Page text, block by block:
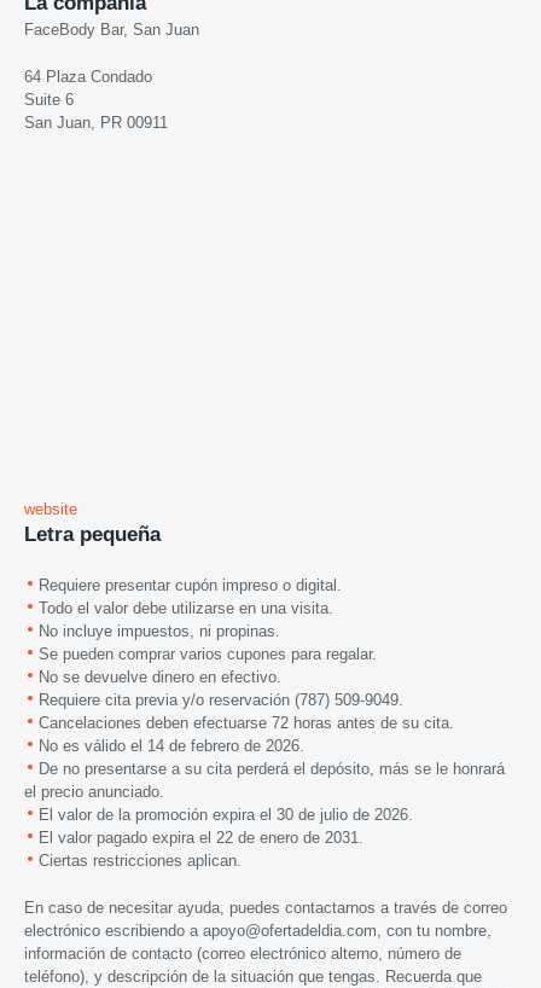
FaceBody Bar, San Juan
64 Plaza Condado
Suite 6
San Juan, PR 00911
website
Letra pequeña
Requiere presentar cupón impreso o digital.
Todo el valor debe utilizarse en una visita.
No incluye impuestos, ni propinas.
Se pueden comprar varios cupones para regalar.
No se devuelve dinero en efectivo.
Requiere cita previa y/o reservación (787) 509-9049.
Cancelaciones deben efectuarse 72 horas antes de su cita.
No es válido el 14 de febrero de 2026.
De no presentarse a su cita perderá el depósito, más se le honrará
el precio anunciado.
El valor de la promoción expira el 30 de julio de 2026.
El valor pagado expira el 22 de enero de 2031.
Ciertas restricciones aplican.
En caso de necesitar ayuda, puedes contactarnos a través de correo
electrónico escribiendo a apoyo@ofertadeldia.com , con tu nombre,
información de contacto (correo electrónico alterno, número de
teléfono), y descripción de la situación que tengas. Recuerda que